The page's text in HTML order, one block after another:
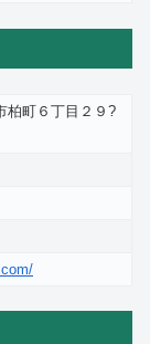
柏町６丁目２９?